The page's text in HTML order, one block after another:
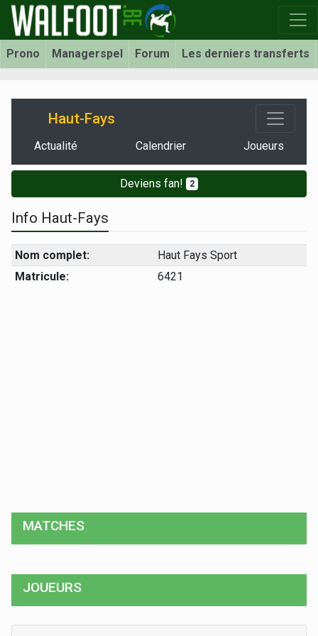
Prono Managerspel Forum Les derniers transferts
Haut-Fays
Actualité Calendrier Joueurs
Deviens fan! 2
Info Haut-Fays
Nom complet:
Haut Fays Sport
Matricule:
6421
MATCHES
JOUEURS